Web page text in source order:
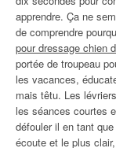
apprendre. Ça ne
de comprendre
pour dressage chien
portée de troupeau
les vacances,
mais têtu. Les
les séances courtes
défouler il en tant
écoute et le plus